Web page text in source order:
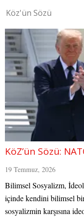
Köz'ün Sözü
KöZ’ün Sözü:
19 Temmuz, 2026
Bilimsel Sosyalizm,
içinde kendini bilimsel
sosyalizmin karşısına